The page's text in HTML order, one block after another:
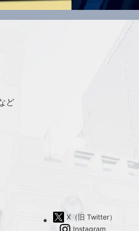
ど
X（旧 Twitter）
Instagram